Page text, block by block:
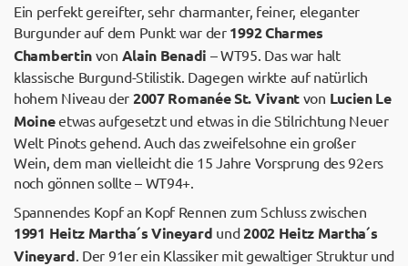
Ein perfekt gereifter, sehr charmanter, feiner, eleganter
Burgunder auf dem Punkt war der 1992 Charmes
Chambertin von Alain Benadi – WT95. Das war halt
klassische Burgund-Stilistik. Dagegen wirkte auf natürlich
hohem Niveau der 2007 Romanée St. Vivant von Lucien Le
Moineetwas aufgesetzt und etwas in die Stilrichtung Neuer
Welt Pinots gehend. Auch das zweifelsohne ein großer
Wein, dem man vielleicht die 15 Jahre Vorsprung des 92ers
noch gönnen sollte – WT94+.
Spannendes Kopf an Kopf Rennen zum Schluss zwischen
1991 Heitz Martha´s Vineyard und2002 Heitz Martha´s
Vineyard . Der 91er ein Klassiker mit gewaltiger Struktur und